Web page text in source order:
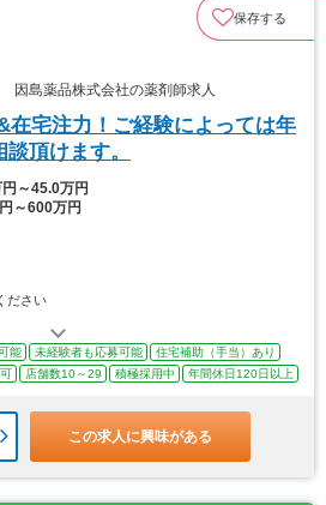
保存する
島薬品株式会社の薬剤師求人
在宅注力！ご経験によっては年
頂けます。
円～45.0万円
～600万円
ださい
能 未経験者も応募可能
住宅補助（手当）あり
店舗数10～29 積極採用中 年間休日120日以上
この求人に興味がある